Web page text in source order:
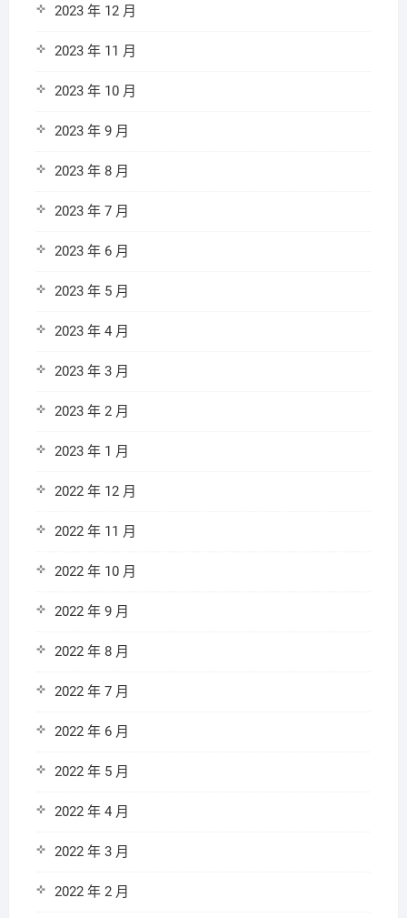
2023 年 12 月
2023 年 11 月
2023 年 10 月
2023 年 9 月
2023 年 8 月
2023 年 7 月
2023 年 6 月
2023 年 5 月
2023 年 4 月
2023 年 3 月
2023 年 2 月
2023 年 1 月
2022 年 12 月
2022 年 11 月
2022 年 10 月
2022 年 9 月
2022 年 8 月
2022 年 7 月
2022 年 6 月
2022 年 5 月
2022 年 4 月
2022 年 3 月
2022 年 2 月